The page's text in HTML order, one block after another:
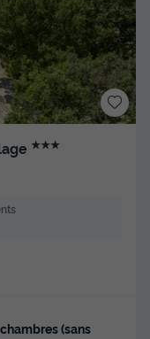
★★★
(sans